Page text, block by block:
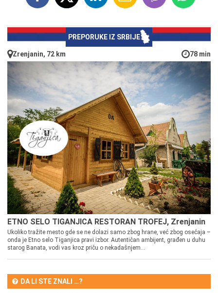
PREPORUKE IZ SRBIJE
Zrenjanin, 72 km 78 min
ETNO SELO TIGANJICA RESTORAN TROFEJ, Zrenjanin
Ukoliko tražite mesto gde se ne dolazi samo zbog hrane, već zbog osećaja –
onda je Etno selo Tiganjica pravi izbor. Autentičan ambijent, građen u duhu
starog Banata, vodi vas kroz priču o nekadašnjem...
DA LI STE ZNALI …?